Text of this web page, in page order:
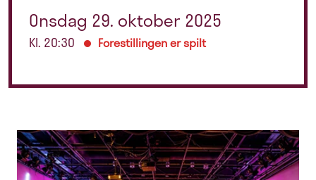
Onsdag 29. oktober 2025
Kl. 20:30 Forestillingen er spilt